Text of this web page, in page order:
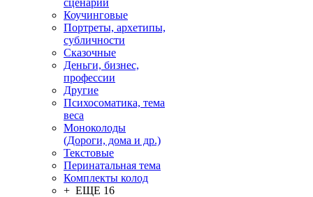
сценарии
Коучинговые
Портреты, архетипы,
субличности
Сказочные
Деньги, бизнес,
профессии
Другие
Психосоматика, тема
веса
Моноколоды
(Дороги, дома и др.)
Текстовые
Перинатальная тема
Комплекты колод
+ ЕЩЕ 16